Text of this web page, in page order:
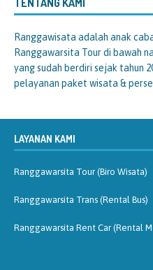
TENTANG KAMI
Ranggawisata adalah anak
Ranggawarsita Tour di bawah
yang sudah berdiri sejak tahun
pelayanan paket wisata &
LAYANAN KAMI
Ranggawarsita Tour (Biro Wisata)
Ranggawarsita Trans (Rental Bus)
Ranggawarsita Rent Car (Rental